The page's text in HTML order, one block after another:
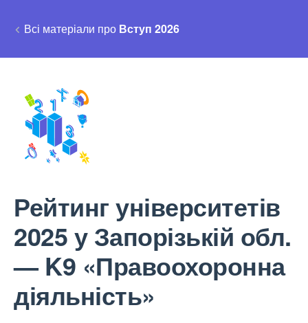
Всі матеріали про Вступ 2026
Рейтинг університетів
2025 у Запорізькій обл.
— K9 «Правоохоронна
діяльність»